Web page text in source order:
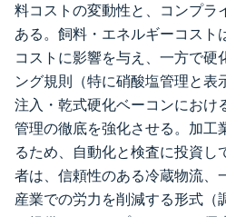
料コストの変動性と、コンプラ
ある。飼料・エネルギーコスト
コストに影響を与え、一方で硬
ング規則（特に硝酸塩管理と表
注入・乾式硬化ベーコンにおけ
管理の徹底を強化させる。加工
るため、自動化と検査に投資し
者は、信頼性のある冷蔵物流、
産業での労力を削減する形式（